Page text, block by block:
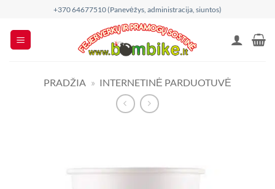
content
+370 64677510 (Panevėžys, administracija, siuntos)
PRADŽIA » INTERNETINĖ PARDUOTUVĖ